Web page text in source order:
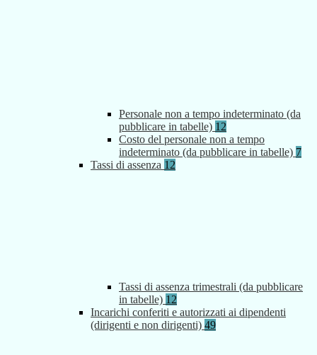
Personale non a tempo indeterminato (da
pubblicare in tabelle) 12
Costo del personale non a tempo
indeterminato (da pubblicare in tabelle) 7
Tassi di assenza 12
Tassi di assenza trimestrali (da pubblicare
in tabelle) 12
Incarichi conferiti e autorizzati ai dipendenti
(dirigenti e non dirigenti) 49